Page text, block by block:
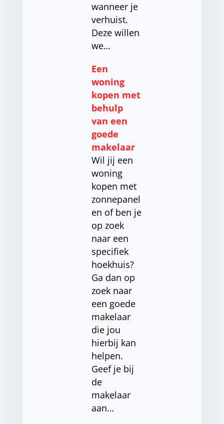
wanneer je
verhuist.
Deze willen
we…
Een
woning
kopen met
behulp
van een
goede
makelaar
Wil jij een
woning
kopen met
zonnepanel
en of ben je
op zoek
naar een
specifiek
hoekhuis?
Ga dan op
zoek naar
een goede
makelaar
die jou
hierbij kan
helpen.
Geef je bij
de
makelaar
aan…